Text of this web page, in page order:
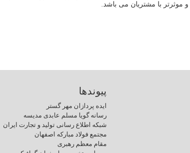
موثرتر با مشتریان می باشد.
پیوندها
ایده پردازان مهر گستر
رسانه گویا مسلم عابدی مدیسه
شبکه اطلاع رسانی تولید و تجارت ایران
مجتمع فولاد مبارکه اصفهان
مقام معظم رهبری